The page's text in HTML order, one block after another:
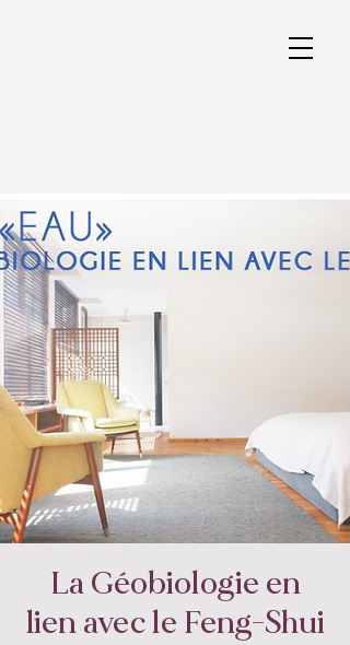
La Géobiologie en
lien avec le Feng-Shui